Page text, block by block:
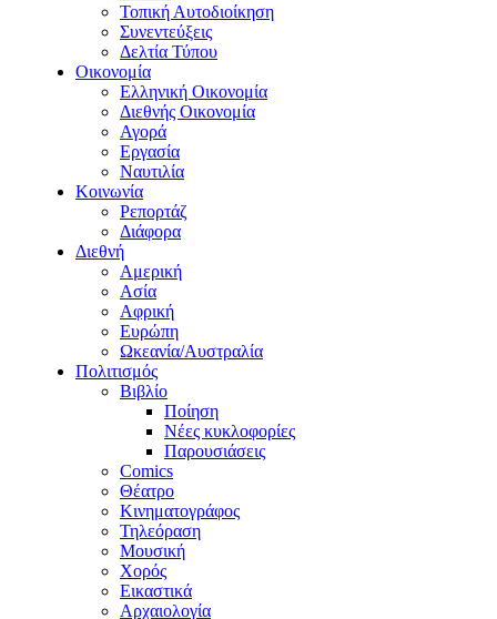
Τοπική Αυτοδιοίκηση
Συνεντεύξεις
Δελτία Τύπου
Οικονομία
Ελληνική Οικονομία
Διεθνής Οικονομία
Αγορά
Εργασία
Ναυτιλία
Κοινωνία
Ρεπορτάζ
Διάφορα
Διεθνή
Αμερική
Ασία
Αφρική
Ευρώπη
Ωκεανία/Αυστραλία
Πολιτισμός
Βιβλίο
Ποίηση
Νέες κυκλοφορίες
Παρουσιάσεις
Comics
Θέατρο
Κινηματογράφος
Τηλεόραση
Μουσική
Χορός
Εικαστικά
Αρχαιολογία